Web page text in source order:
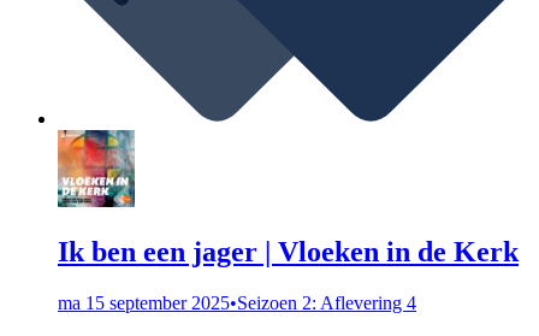
Ik ben een jager | Vloeken in de Kerk
ma 15 september 2025•Seizoen 2: Aflevering 4